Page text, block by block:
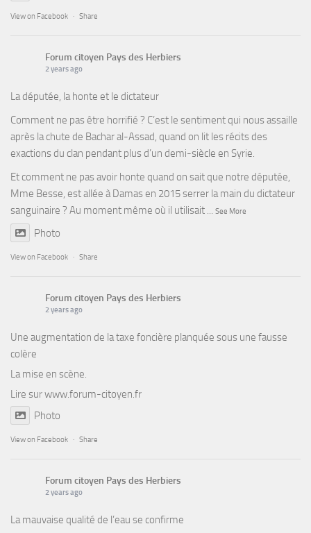
View on Facebook · Share
Forum citoyen Pays des Herbiers
2 years ago
La députée, la honte et le dictateur
Comment ne pas être horrifié ? C’est le sentiment qui nous assaille
après la chute de Bachar al-Assad, quand on lit les récits des
exactions du clan pendant plus d’un demi-siècle en Syrie.
Et comment ne pas avoir honte quand on sait que notre députée,
Mme Besse, est allée à Damas en 2015 serrer la main du dictateur
sanguinaire ? Au moment même où il utilisait ... See More
Photo
View on Facebook · Share
Forum citoyen Pays des Herbiers
2 years ago
Une augmentation de la taxe foncière planquée sous une fausse
colère
La mise en scène.
Lire surwww.forum-citoyen.fr
Photo
View on Facebook · Share
Forum citoyen Pays des Herbiers
2 years ago
La mauvaise qualité de l’eau se confirme